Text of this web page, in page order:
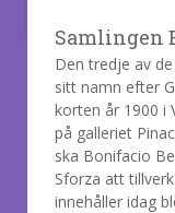
Samlingen
Den tredje av
sitt namn efter
korten år 1900 i
på galleriet
ska Bonifacio
Sforza att
innehåller idag